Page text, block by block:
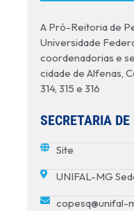
A Pró-Reitoria de
Universidade
coordenadorias e
cidade de Alfenas,
314, 315 e 316
SECRETARIA
Site
UNIFAL-MG
copesq@unifal-